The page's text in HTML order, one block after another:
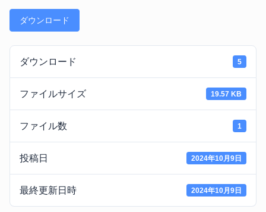
ダウンロード
ダウンロード 5
ファイルサイズ 19.57 KB
ファイル数 1
投稿日 2024年10月9日
最終更新日時 2024年10月9日